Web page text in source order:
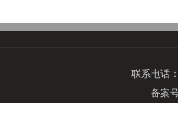
联系电话
备案